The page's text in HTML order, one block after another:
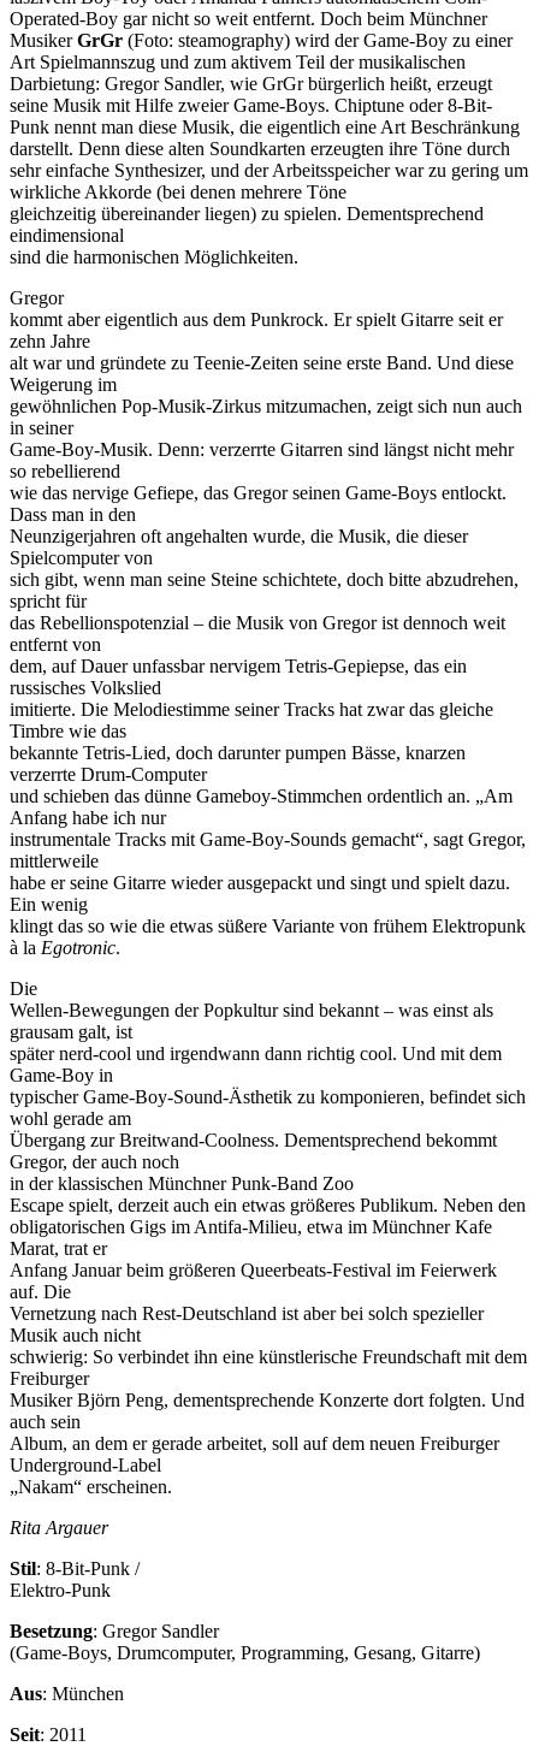
Operated-Boy gar nicht so weit entfernt. Doch beim Münchner
MusikerGrGr (Foto: steamography) wird der Game-Boy zu einer
Art Spielmannszug und zum aktivem Teil der musikalischen
Darbietung: Gregor Sandler, wie GrGr bürgerlich heißt, erzeugt
seine Musik mit Hilfe zweier Game-Boys. Chiptune oder 8-Bit-
Punk nennt man diese Musik, die eigentlich eine Art Beschränkung
darstellt. Denn diese alten Soundkarten erzeugten ihre Töne durch
sehr einfache Synthesizer, und der Arbeitsspeicher war zu gering um
wirkliche Akkorde (bei denen mehrere Töne
gleichzeitig übereinander liegen) zu spielen. Dementsprechend
eindimensional
sind die harmonischen Möglichkeiten.
Gregor
kommt aber eigentlich aus dem Punkrock. Er spielt Gitarre seit er
zehn Jahre
alt war und gründete zu Teenie-Zeiten seine erste Band. Und diese
Weigerung im
gewöhnlichen Pop-Musik-Zirkus mitzumachen, zeigt sich nun auch
in seiner
Game-Boy-Musik. Denn: verzerrte Gitarren sind längst nicht mehr
so rebellierend
wie das nervige Gefiepe, das Gregor seinen Game-Boys entlockt.
Dass man in den
Neunzigerjahren oft angehalten wurde, die Musik, die dieser
Spielcomputer von
sich gibt, wenn man seine Steine schichtete, doch bitte abzudrehen,
spricht für
das Rebellionspotenzial – die Musik von Gregor ist dennoch weit
entfernt von
dem, auf Dauer unfassbar nervigem Tetris-Gepiepse, das ein
russisches Volkslied
imitierte. Die Melodiestimme seiner Tracks hat zwar das gleiche
Timbre wie das
bekannte Tetris-Lied, doch darunter pumpen Bässe, knarzen
verzerrte Drum-Computer
und schieben das dünne Gameboy-Stimmchen ordentlich an. „Am
Anfang habe ich nur
instrumentale Tracks mit Game-Boy-Sounds gemacht“, sagt Gregor,
mittlerweile
habe er seine Gitarre wieder ausgepackt und singt und spielt dazu.
Ein wenig
klingt das so wie die etwas süßere Variante von frühem Elektropunk
à la Egotronic.
Die
Wellen-Bewegungen der Popkultur sind bekannt – was einst als
grausam galt, ist
später nerd-cool und irgendwann dann richtig cool. Und mit dem
Game-Boy in
typischer Game-Boy-Sound-Ästhetik zu komponieren, befindet sich
wohl gerade am
Übergang zur Breitwand-Coolness. Dementsprechend bekommt
Gregor, der auch noch
in der klassischen Münchner Punk-Band Zoo
Escape spielt, derzeit auch ein etwas größeres Publikum. Neben den
obligatorischen Gigs im Antifa-Milieu, etwa im Münchner Kafe
Marat, trat er
Anfang Januar beim größeren Queerbeats-Festival im Feierwerk
auf. Die
Vernetzung nach Rest-Deutschland ist aber bei solch spezieller
Musik auch nicht
schwierig: So verbindet ihn eine künstlerische Freundschaft mit dem
Freiburger
Musiker Björn Peng, dementsprechende Konzerte dort folgten. Und
auch sein
Album, an dem er gerade arbeitet, soll auf dem neuen Freiburger
Underground-Label
„Nakam“ erscheinen.
Rita Argauer
Stil: 8-Bit-Punk /
Elektro-Punk
Besetzung: Gregor Sandler
(Game-Boys, Drumcomputer, Programming, Gesang, Gitarre)
Aus: München
Seit: 2011